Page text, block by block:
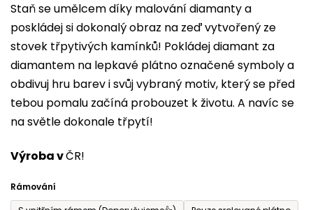
Staň se umělcem díky malování diamanty a
poskládej si dokonalý obraz na zeď vytvořený ze
stovek třpytivých kamínků! Pokládej diamant za
diamantem na lepkavé plátno označené symboly a
obdivuj hru barev i svůj vybraný motiv, který se před
tebou pomalu začíná probouzet k životu. A navíc se
na světle dokonale třpytí!
Výroba vČR!
Rámování
je
0,0
z
5
hvězdiček.